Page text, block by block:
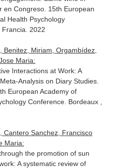
en Congreso. 15th European
Health Psychology
2022
Benitez, Miriam, Orgambídez,
Maria:
Interactions at Work: A
Analysis on Diary Studies.
European Academy of
Conference. Bordeaux ,
Cantero Sanchez, Francisco
Maria:
the promotion of sun
A systematic review of